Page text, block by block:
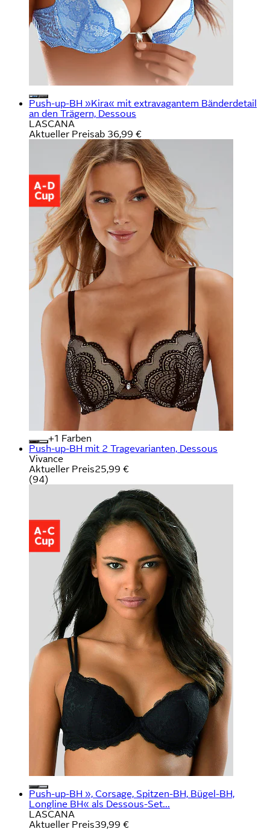
Push-up-BH »Kira« mit extravagantem Bänderdetail
an den Trägern, Dessous
LASCANA
Aktueller Preisab 36,99 €
+
Farben
Push-up-BH mit 2 Tragevarianten, Dessous
Vivance
Aktueller Preis25,99 €
(94)
Push-up-BH », Corsage, Spitzen-BH, Bügel-BH,
Longline BH« als Dessous-Set...
LASCANA
Aktueller Preis39,99 €